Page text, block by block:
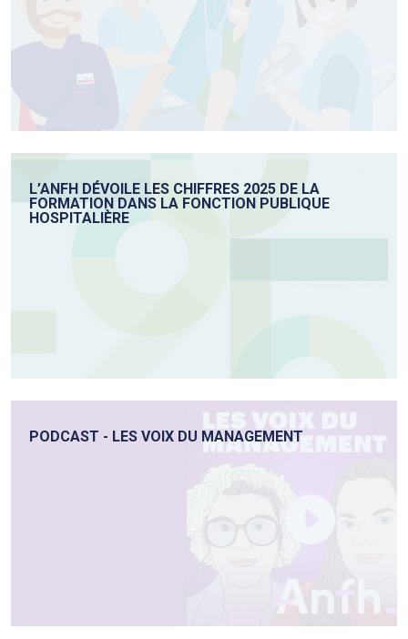
L’ANFH DÉVOILE LES CHIFFRES 2025 DE LA
FORMATION DANS LA FONCTION PUBLIQUE
HOSPITALIÈRE
PODCAST - LES VOIX DU MANAGEMENT